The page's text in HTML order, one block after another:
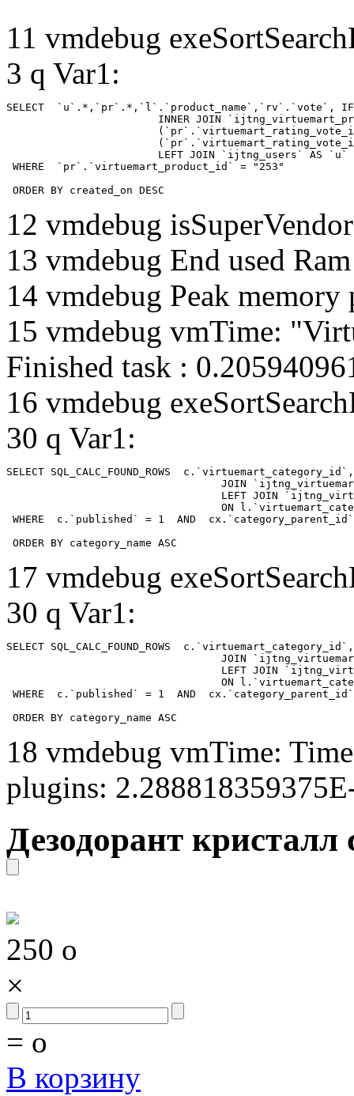
11 vmdebug
3 q Var1:
SELECT  `u`.*,`pr`.*,`l`.`product_name`,`rv`.`vote`,
WHERE  `pr`.`virtuemart_product_id` = "253"
ORDER BY created_on DESC
12 vmdebug
13 vmdebug End used
14 vmdebug Peak memory
15 vmdebug vmTime:
Finished task :
16 vmdebug
30 q Var1:
SELECT SQL_CALC_FOUND_ROWS
WHERE  c.`published` = 1  AND
ORDER BY category_name ASC
17 vmdebug
30 q Var1:
SELECT SQL_CALC_FOUND_ROWS
WHERE  c.`published` = 1  AND
ORDER BY category_name ASC
18 vmdebug vmTime:
plugins:
Дезодорант кристалл
250 o
×
= o
В корзину